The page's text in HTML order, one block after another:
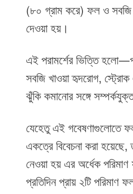
(৮০ গ্রাম করে) ফল ও সবজি
দেওয়া হয়।
এই পরামর্শের ভিত্তি
সবজি খাওয়া হৃদরোগ, স্ট্রোক
ঝুঁকি কমানোর সঙ্গে
যেহেতু এই গবেষণাগুলোতে
একত্রে বিবেচনা করা হয়েছে,
নেওয়া হয় এর অর্ধেক
প্রতিদিন প্রায় ২টি পরিমাণ